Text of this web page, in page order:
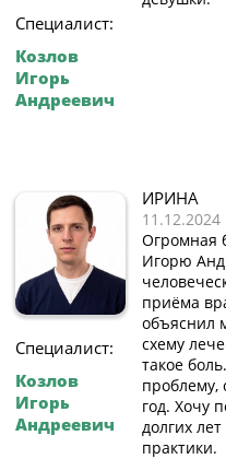
Специалист:
Козлов
Игорь
Андреевич
Специалист:
Козлов
Игорь
Андреевич
ИРИНА
11.12.2024
Огромная
Игорю
приёма
объяснил
схему
такое
проблему,
год. Хочу
долгих
практики.